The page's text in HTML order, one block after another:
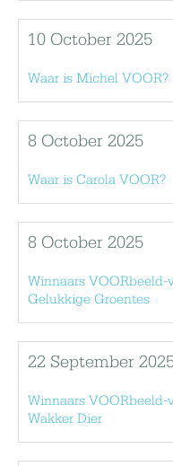
10 October 2025
Waar is Michel VOOR?
8 October 2025
Waar is Carola VOOR?
8 October 2025
Winnaars VOORbeeld-
Gelukkige Groentes
22 September
Winnaars VOORbeeld-
Wakker Dier